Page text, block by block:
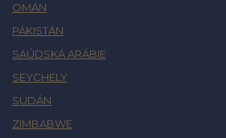
OMÁN
PÁKISTÁN
SAÚDSKÁ ARÁBIE
SEYCHELY
SÚDÁN
ZIMBABWE